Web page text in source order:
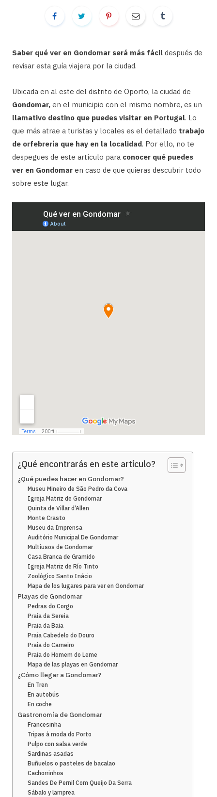
Saber qué ver en Gondomar será más fácil después de
revisar esta guía viajera por la ciudad.
Ubicada en al este del distrito de Oporto, la ciudad de
Gondomar, en el municipio con el mismo nombre, es un
llamativo destino que puedes visitar en Portugal. Lo
que más atrae a turistas y locales es el detallado trabajo
de orfebrería que hay en la localidad. Por ello, no te
despegues de este artículo para conocer qué puedes
ver en Gondomar en caso de que quieras descubrir todo
sobre este lugar.
¿Qué encontrarás en este artículo?
¿Qué puedes hacer en Gondomar?
Museu Mineiro de São Pedro da Cova
Igreja Matriz de Gondomar
Quinta de Villar d’Allen
Monte Crasto
Museu da Imprensa
Auditório Municipal De Gondomar
Multiusos de Gondomar
Casa Branca de Gramido
Igreja Matriz de Río Tinto
Zoológico Santo Inácio
Mapa de los lugares para ver en Gondomar
Playas de Gondomar
Pedras do Corgo
Praia da Sereia
Praia da Baia
Praia Cabedelo do Douro
Praia do Carneiro
Praia do Homem do Leme
Mapa de las playas en Gondomar
¿Cómo llegar a Gondomar?
En Tren
En autobús
En coche
Gastronomía de Gondomar
Francesinha
Tripas à moda do Porto
Pulpo con salsa verde
Sardinas asadas
Buñuelos o pasteles de bacalao
Cachorrinhos
Sandes De Pernil Com Queijo Da Serra
Sábalo y lamprea